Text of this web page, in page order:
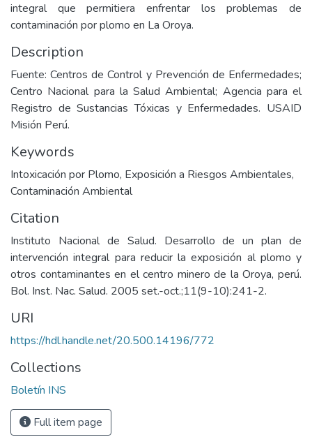
integral que permitiera enfrentar los problemas de
contaminación por plomo en La Oroya.
Description
Fuente: Centros de Control y Prevención de Enfermedades;
Centro Nacional para la Salud Ambiental; Agencia para el
Registro de Sustancias Tóxicas y Enfermedades. USAID
Misión Perú.
Keywords
Intoxicación por Plomo, Exposición a Riesgos Ambientales,
Contaminación Ambiental
Citation
Instituto Nacional de Salud. Desarrollo de un plan de
intervención integral para reducir la exposición al plomo y
otros contaminantes en el centro minero de la Oroya, perú.
Bol. Inst. Nac. Salud. 2005 set.-oct.;11(9-10):241-2.
URI
https://hdl.handle.net/20.500.14196/772
Collections
Boletín INS
Full item page